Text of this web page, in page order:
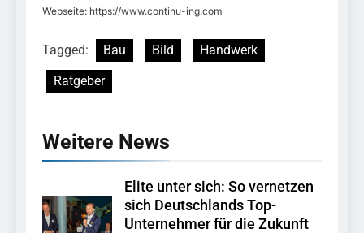
Webseite: https://www.continu-ing.com
Tagged: Bau Bild
Handwerk
Ratgeber
Weitere News
Elite unter sich: So vernetzen
sich Deutschlands Top-
Unternehmer für die Zukunft